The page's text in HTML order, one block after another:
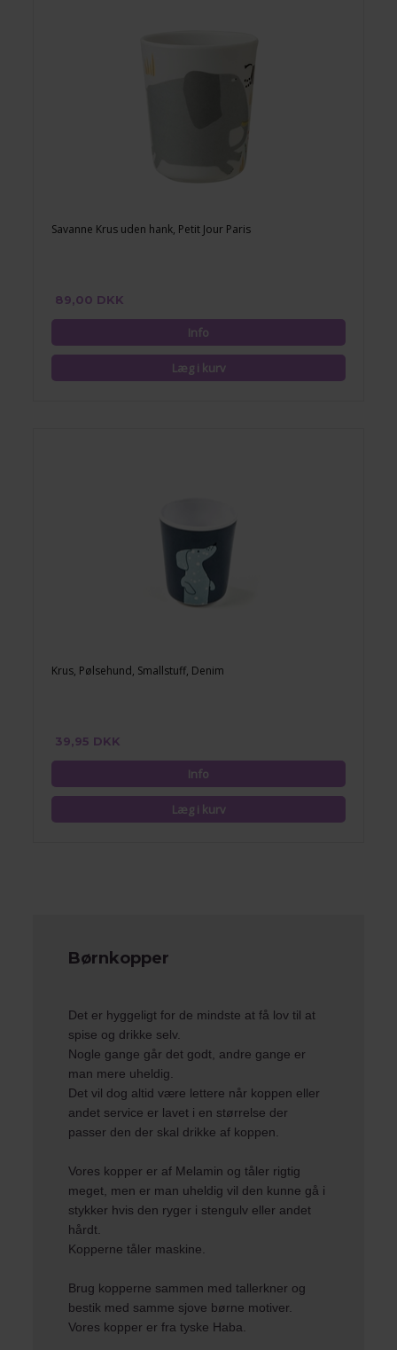
Savanne Krus uden hank, Petit Jour Paris
89,00 DKK
Krus, Pølsehund, Smallstuff, Denim
39,95 DKK
Børnkopper
Det er hyggeligt for de mindste at få lov til at
spise og drikke selv.
Nogle gange går det godt, andre gange er
man mere uheldig.
Det vil dog altid være lettere når koppen eller
andet service er lavet i en størrelse der
passer den der skal drikke af koppen.
Vores kopper er af Melamin og tåler rigtig
meget, men er man uheldig vil den kunne gå i
stykker hvis den ryger i stengulv eller andet
hårdt.
Kopperne tåler maskine.
Brug kopperne sammen medtallerkner og
bestik med samme sjove børne motiver.
Vores kopper er fra tyske Haba